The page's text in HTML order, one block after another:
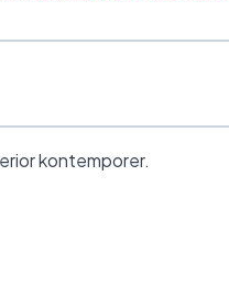
kontemporer.